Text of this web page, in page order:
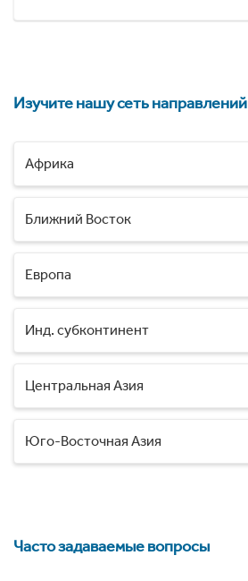
Изучите нашу сеть направлений
Африка
Ближний Восток
Европа
Инд. субконтинент
Центральная Азия
Юго-Восточная Азия
Часто задаваемые вопросы